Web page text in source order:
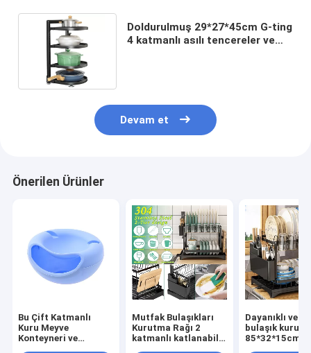
Doldurulmuş 29*27*45cm G-ting
4 katmanlı asılı tencereler ve
Devam et
Önerilen Ürünler
Bu Çift Katmanlı
Kuru Meyve
Konteyneri ve
Mutfak Bulaşıkları
Kurutma Rağı 2
katmanlı katlanabilir
Dayanıklı ve
bulaşık
85*32*15cm